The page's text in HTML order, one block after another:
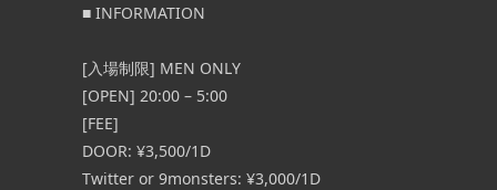
■ INFORMATION
[入場制限] MEN ONLY
[OPEN] 20:00 – 5:00
[FEE]
DOOR: ¥3,500/1D
Twitter or 9monsters: ¥3,000/1D